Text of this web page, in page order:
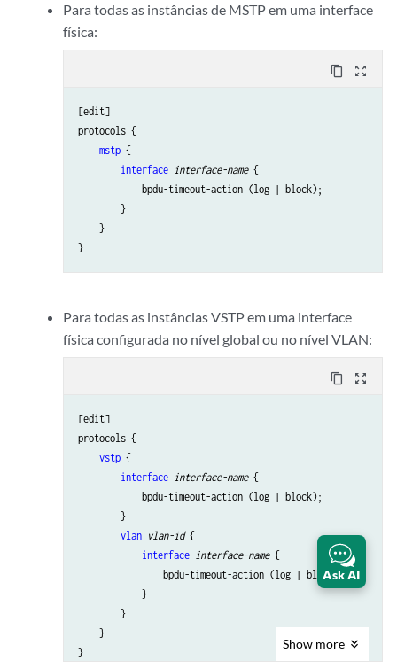
Para todas as instâncias de MSTP em uma interface
física:
content_copy zoom_out_map
[edit]
protocols {
mstp {
interface interface-name {
            bpdu-timeout-action (log | block);
        }
    }
}
Para todas as instâncias VSTP em uma interface
física configurada no nível global ou no nível VLAN:
content_copy zoom_out_map
[edit]
protocols {
vstp {
interface interface-name {
            bpdu-timeout-action (log | block);
        }
vlan vlan-id {
interface interface-name {
                bpdu-timeout-action (log | block);
            }
        }
    }
}
Show more
Ask AI